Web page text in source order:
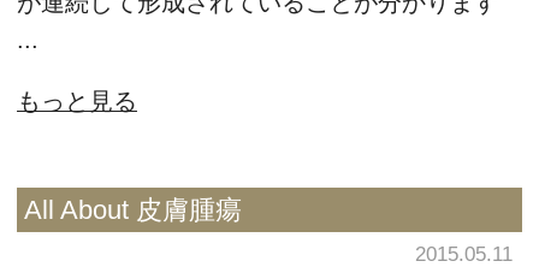
...
もっと見る
All About 皮膚腫瘍
2015.05.11